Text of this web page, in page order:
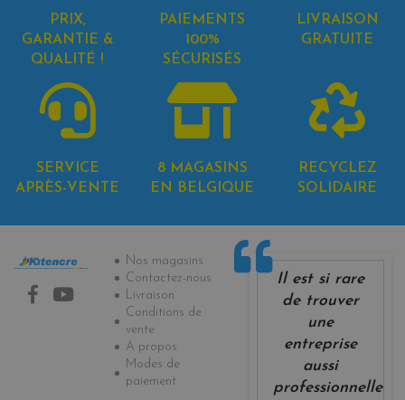
PRIX,
GARANTIE &
QUALITÉ !
PAIEMENTS
100%
SÉCURISÉS
LIVRAISON
GRATUITE
SERVICE
APRÈS-VENTE
8 MAGASINS
EN BELGIQUE
RECYCLEZ
SOLIDAIRE
Informations
Nos magasins
Contactez-nous
Livraison
Conditions de
vente
A propos
Modes de
paiement
Il est si rare
de trouver
une
entreprise
aussi
professionnelle